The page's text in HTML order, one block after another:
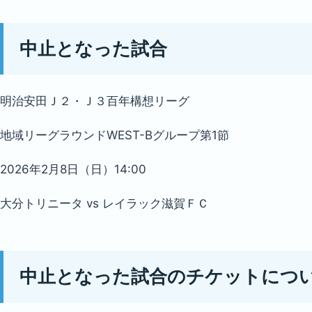
中止となった試合
明治安田Ｊ２・Ｊ３百年構想リーグ
地域リーグラウンドWEST-Bグループ第1節
2026年2月8日（日）14:00
大分トリニータ vs レイラック滋賀ＦＣ
中止となった試合のチケットにつ